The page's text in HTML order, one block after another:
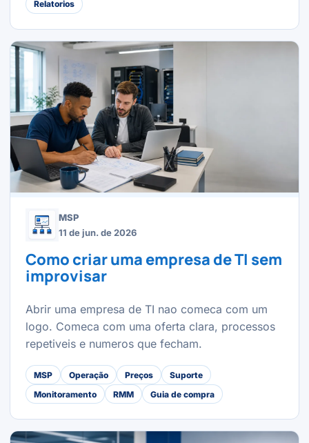
Relatorios
MSP
11 de jun. de 2026
Como criar uma empresa de TI sem
improvisar
Abrir uma empresa de TI nao comeca com um
logo. Comeca com uma oferta clara, processos
repetiveis e numeros que fecham.
MSP Operação Preços
Suporte
Monitoramento
RMM Guia de compra